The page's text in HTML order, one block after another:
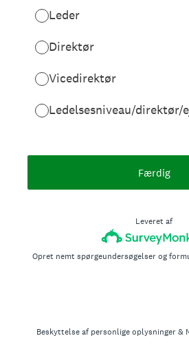
Leder
Direktør
Vicedirektør
Ledelsesniveau/direktør/
Færdig
Leveret af
Opret nemt spørgeundersøgelser og
Beskyttelse af personlige oplysninger &